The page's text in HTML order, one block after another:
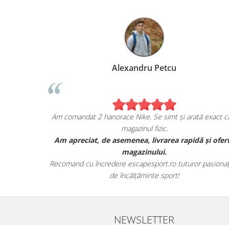
toate detaliile
Alexandru Petcu
Am comandat 2 hanorace Nike. Se simt și arată
magazinul fizic.
Am apreciat, de asemenea, livrarea rapidă
magazinului.
Recomand cu încredere escapesport.ro tuturor
de încălțăminte sport!
NEWSLETTER